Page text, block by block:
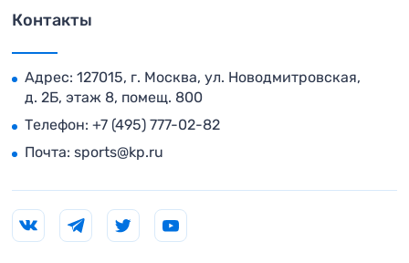
Контакты
Адрес: 127015, г. Москва, ул. Новодмитровская,
д. 2Б, этаж 8, помещ. 800
Телефон: +7 (495) 777-02-82
Почта: sports@kp.ru